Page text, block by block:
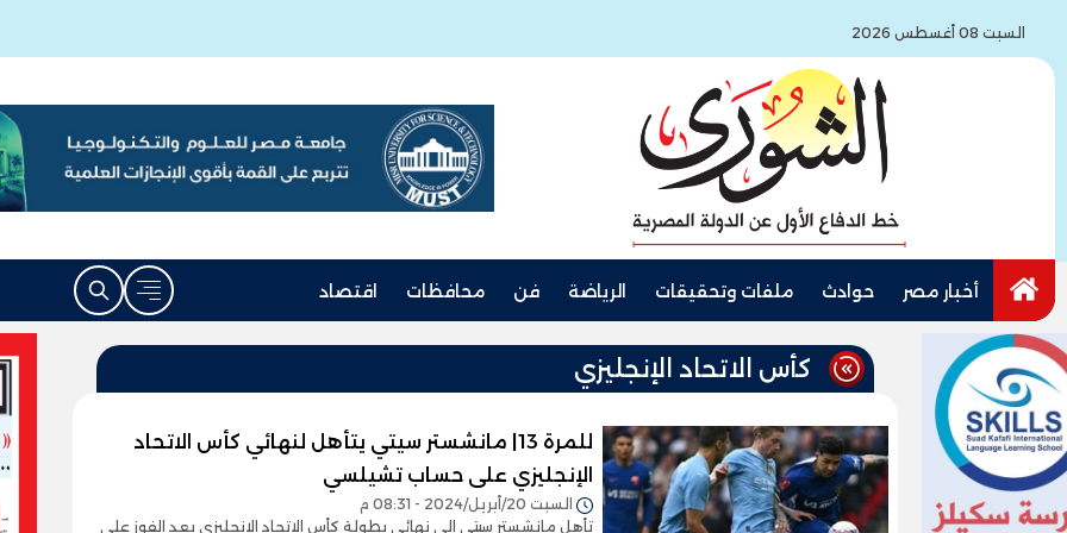
السبت 08 أغسطس 2026
أخبار مصر حوادث ملفات وتحقيقات الرياضة فن محافظات اقتصاد
كأس الاتحاد الإنجليزي
للمرة 13| مانشستر سيتي يتأهل لنهائي كأس الاتحاد
الإنجليزي على حساب تشيلسي
السبت 20/أبريل/2024 - 08:31 م
تأهل مانشستر سيتي إلى نهائي بطولة كأس الاتحاد الإنجليزي بعد الفوز على